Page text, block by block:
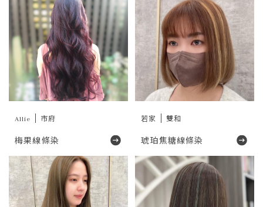
Allie 市府
梅果線條染
若家 雙和
琥珀焦糖線條染